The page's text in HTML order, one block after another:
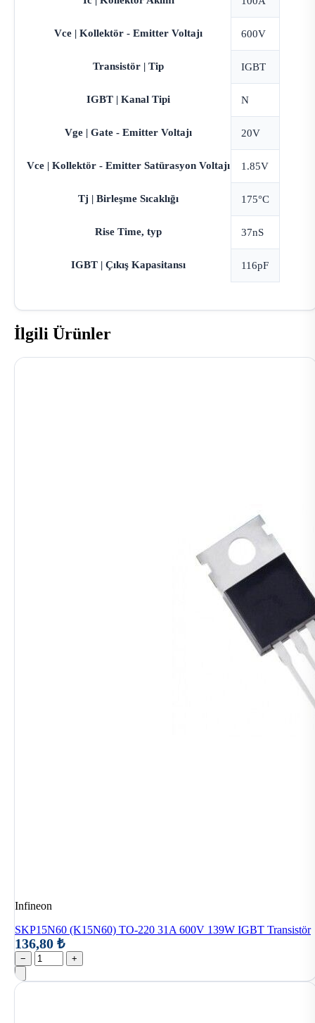
Vce | Kollektör - Emitter Voltajı 600V
Transistör | Tip IGBT
IGBT | Kanal Tipi N
Vge | Gate - Emitter Voltajı 20V
Vce | Kollektör - Emitter Satürasyon Voltajı 1.85V
Tj | Birleşme Sıcaklığı 175°C
Rise Time, typ 37nS
IGBT | Çıkış Kapasitansı 116pF
İlgili Ürünler
Infineon
SKP15N60 (K15N60) TO-220 31A 600V 139W IGBT Transistör
136,80 ₺
− +